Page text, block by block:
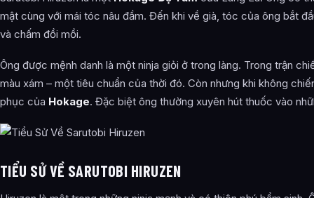
mật cùng với mái tóc nâu đầm. Đến khi về già, tóc của ông bắt
và chấm đồi mồi.
Ông được mệnh danh là một ninja giỏi ở trong làng. Trong trận
màu xám – một tiêu chuẩn của thời đó. Còn nhưng khi không
phục của Hokage. Đặc biệt ông thường xuyên hút thuốc vào
TIỂU SỬ VỀ SARUTOBI HIRUZEN